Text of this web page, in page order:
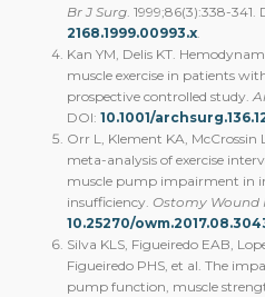
Br J Surg . 1999;86(3):338-341.
2168.1999.00993.x
Kan YM, Delis KT.
muscle exercise in patients
prospective controlled study
DOI: 10.1001/
Orr L, Klement KA, McCrossin
meta-analysis of exercise
muscle pump impairment in
insufficiency Ostomy Wound
10.25270/
Silva KLS, Figueiredo EAB,
Figueiredo PHS, et al. The
pump function, muscle